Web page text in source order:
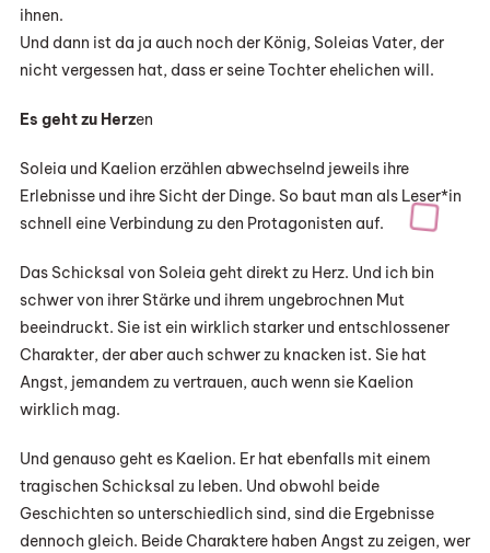
ihnen.
Und dann ist da ja auch noch der König, Soleias Vater, der
nicht vergessen hat, dass er seine Tochter ehelichen will.
Es geht zu Herzen
Soleia und Kaelion erzählen abwechselnd jeweils ihre
Erlebnisse und ihre Sicht der Dinge. So baut man als Leser*in
schnell eine Verbindung zu den Protagonisten auf.
Das Schicksal von Soleia geht direkt zu Herz. Und ich bin
schwer von ihrer Stärke und ihrem ungebrochnen Mut
beeindruckt. Sie ist ein wirklich starker und entschlossener
Charakter, der aber auch schwer zu knacken ist. Sie hat
Angst, jemandem zu vertrauen, auch wenn sie Kaelion
wirklich mag.
Und genauso geht es Kaelion. Er hat ebenfalls mit einem
tragischen Schicksal zu leben. Und obwohl beide
Geschichten so unterschiedlich sind, sind die Ergebnisse
dennoch gleich. Beide Charaktere haben Angst zu zeigen, wer